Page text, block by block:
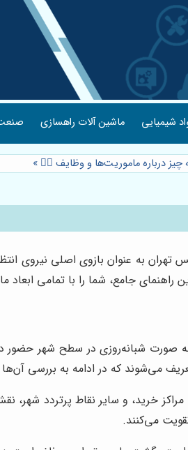
شیمیایی ماشین آلات راهسازی
درباره ماموریت‌ها و وظایف 👮‍♂️ »
تهران به عنوان بازوی اصلی نیروی
جامع، شما را با تمامی
صورت شبانه‌روزی در سطح شهر حضور
می‌شوند که در ادامه به بررسی آن‌ها
خرید، و سایر نقاط پرتردد شهر،
می‌کنند.